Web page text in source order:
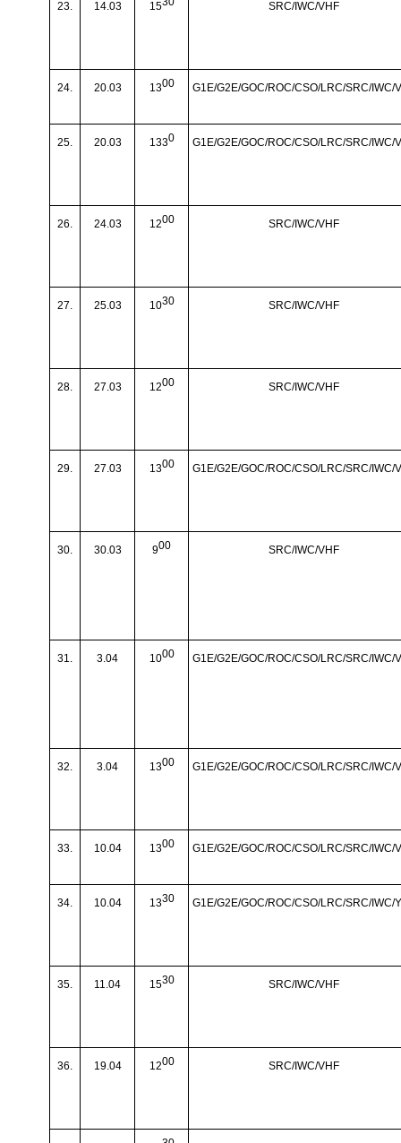
23. 14.03 15 SRC/IWC/VHF
24. 20.03 1300 G1E/G2E/GOC/ROC/CSO/LRC/SRC/IWC/
25. 20.03 1330 G1E/G2E/GOC/ROC/CSO/LRC/SRC/IWC/
26. 24.03 1200 SRC/IWC/VHF
27. 25.03 1030 SRC/IWC/VHF
28. 27.03 1200 SRC/IWC/VHF
29. 27.03 1300 G1E/G2E/GOC/ROC/CSO/LRC/SRC/IWC/
30. 30.03 900 SRC/IWC/VHF
31. 3.04 1000 G1E/G2E/GOC/ROC/CSO/LRC/SRC/IWC/
32. 3.04 1300 G1E/G2E/GOC/ROC/CSO/LRC/SRC/IWC/
33. 10.04 1300 G1E/G2E/GOC/ROC/CSO/LRC/SRC/IWC/
34. 10.04 1330 G1E/G2E/GOC/ROC/CSO/LRC/SRC/IWC/
35. 11.04 1530 SRC/IWC/VHF
36. 19.04 1200 SRC/IWC/VHF